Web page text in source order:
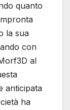
quanto
la sua
con
al
anticipata
ha